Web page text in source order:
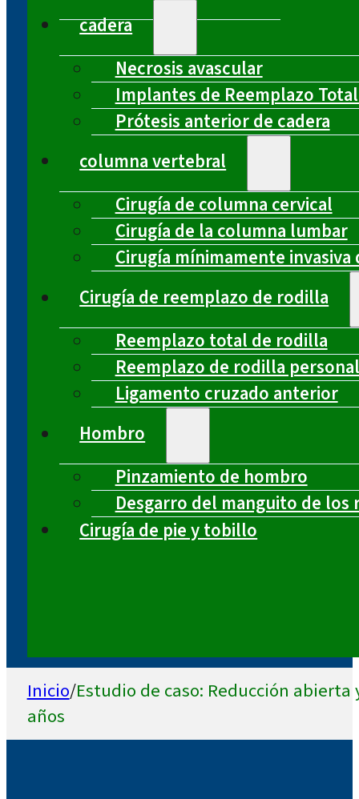
cadera
Necrosis avascular
Implantes de Reemplazo
Prótesis anterior de cadera
columna vertebral
Cirugía de columna cervical
Cirugía de la columna lumbar
Cirugía mínimamente
Cirugía de reemplazo de rodilla
Reemplazo total de rodilla
Reemplazo de rodilla
Ligamento cruzado anterior
Hombro
Pinzamiento de hombro
Desgarro del manguito de los
Cirugía de pie y tobillo
Inicio/Estudio de caso: Reducción
años